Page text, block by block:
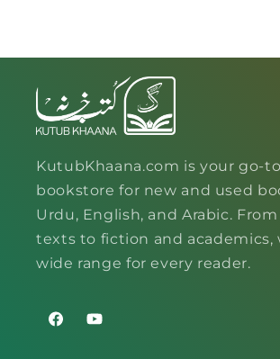
KutubKhaana.com is your go-
bookstore for new and used
Urdu, English, and Arabic.
texts to fiction and academics,
wide range for every reader.
FacebookYouTube